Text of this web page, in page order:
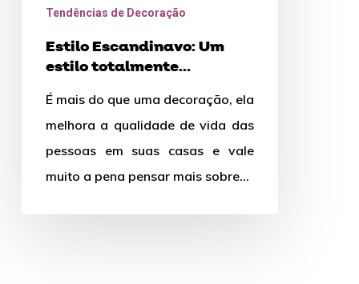
Tendências de Decoração
Estilo Escandinavo: Um
estilo totalmente
aconchegante
É mais do que uma decoração, ela
melhora a qualidade de vida das
pessoas em suas casas e vale
muito a pena pensar mais sobre…